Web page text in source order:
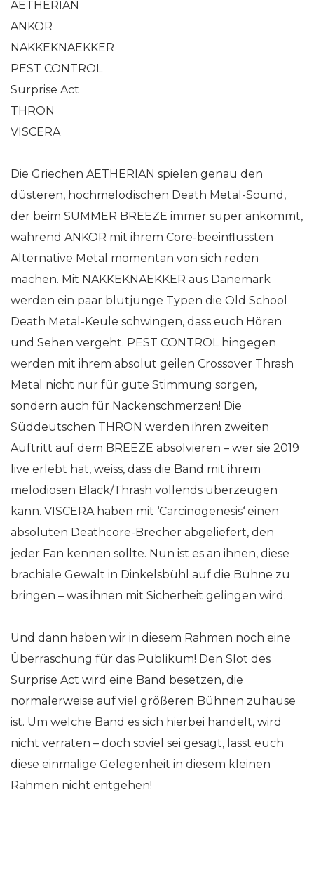
AETHERIAN
ANKOR
NAKKEKNAEKKER
PEST CONTROL
Surprise Act
THRON
VISCERA
Die Griechen AETHERIAN spielen genau den
düsteren, hochmelodischen Death Metal-Sound,
der beim SUMMER BREEZE immer super ankommt,
während ANKOR mit ihrem Core-beeinflussten
Alternative Metal momentan von sich reden
machen. Mit NAKKEKNAEKKER aus Dänemark
werden ein paar blutjunge Typen die Old School
Death Metal-Keule schwingen, dass euch Hören
und Sehen vergeht. PEST CONTROL hingegen
werden mit ihrem absolut geilen Crossover Thrash
Metal nicht nur für gute Stimmung sorgen,
sondern auch für Nackenschmerzen! Die
Süddeutschen THRON werden ihren zweiten
Auftritt auf dem BREEZE absolvieren – wer sie 2019
live erlebt hat, weiss, dass die Band mit ihrem
melodiösen Black/Thrash vollends überzeugen
kann. VISCERA haben mit ‘Carcinogenesis‘ einen
absoluten Deathcore-Brecher abgeliefert, den
jeder Fan kennen sollte. Nun ist es an ihnen, diese
brachiale Gewalt in Dinkelsbühl auf die Bühne zu
bringen – was ihnen mit Sicherheit gelingen wird.
Und dann haben wir in diesem Rahmen noch eine
Überraschung für das Publikum! Den Slot des
Surprise Act wird eine Band besetzen, die
normalerweise auf viel größeren Bühnen zuhause
ist. Um welche Band es sich hierbei handelt, wird
nicht verraten – doch soviel sei gesagt, lasst euch
diese einmalige Gelegenheit in diesem kleinen
Rahmen nicht entgehen!